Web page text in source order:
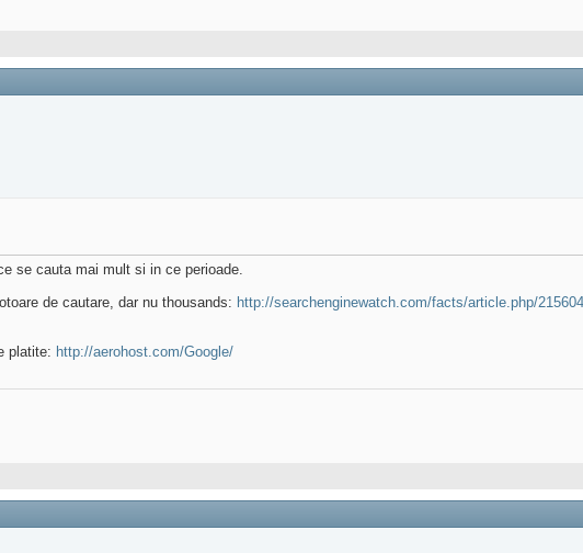
se cauta mai mult si in ce perioade.
de cautare, dar nu thousands: http://searchenginewatch.com/facts/article.php/
platite: http://aerohost.com/Google/